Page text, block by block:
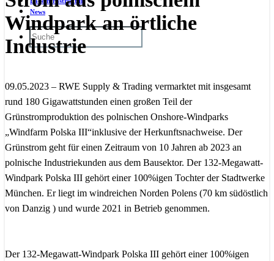
News
Windpark an örtliche
Industrie
09.05.2023 – RWE Supply & Trading vermarktet mit insgesamt
rund 180 Gigawattstunden einen großen Teil der
Grünstromproduktion des polnischen Onshore-Windparks
„Windfarm Polska III“inklusive der Herkunftsnachweise. Der
Grünstrom geht für einen Zeitraum von 10 Jahren ab 2023 an
polnische Industriekunden aus dem Bausektor. Der 132-Megawatt-
Windpark Polska III gehört einer 100%igen Tochter der Stadtwerke
München. Er liegt im windreichen Norden Polens (70 km südöstlich
von Danzig ) und wurde 2021 in Betrieb genommen.
Der 132-Megawatt-Windpark Polska III gehört einer 100%igen